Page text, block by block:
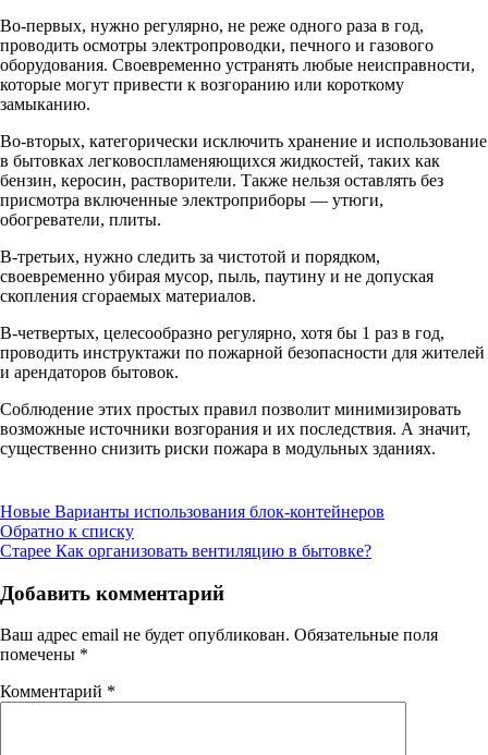
Во-первых, нужно регулярно, не реже одного раза в год,
проводить осмотры электропроводки, печного и газового
оборудования. Своевременно устранять любые неисправности,
которые могут привести к возгоранию или короткому
замыканию.
Во-вторых, категорически исключить хранение и использование
в бытовках легковоспламеняющихся жидкостей, таких как
бензин, керосин, растворители. Также нельзя оставлять без
присмотра включенные электроприборы — утюги,
обогреватели, плиты.
В-третьих, нужно следить за чистотой и порядком,
своевременно убирая мусор, пыль, паутину и не допуская
скопления сгораемых материалов.
В-четвертых, целесообразно регулярно, хотя бы 1 раз в год,
проводить инструктажи по пожарной безопасности для жителей
и арендаторов бытовок.
Соблюдение этих простых правил позволит минимизировать
возможные источники возгорания и их последствия. А значит,
существенно снизить риски пожара в модульных зданиях.
Новые Варианты использования блок-контейнеров
Обратно к списку
Старее Как организовать вентиляцию в бытовке?
Добавить комментарий
Ваш адрес email не будет опубликован. Обязательные поля
помечены *
Комментарий *